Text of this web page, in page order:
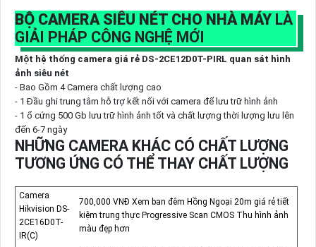
BỘ CAMERA SIÊU NÉT CHO NHÀ MÁY LÀ
GIẢI PHÁP CÔNG NGHỆ MỚI
Một hệ thống camera giá rẻ DS-2CE12D0T-PIRL quan sát hình
ảnh siêu nét
- Bao Gồm 4 Camera chất lượng cao
- 1 Đầu ghi trung tâm hỗ trợ kết nối với camera để lưu trữ hình ảnh
- 1 ổ cứng 500 Gb lưu trữ hình ảnh tốt và chất lượng thời lượng lưu lên
đến 6-7 ngày
NHỮNG CAMERA KHÁC CÓ CHẤT LƯỢNG
TƯƠNG ỨNG CÓ THỂ THAY CHẤT LƯỢNG
Camera
Hikvision DS-
2CE16D0T-
IR(C)
700,000 VNĐ Xem ban đêm Hồng Ngoại 20m giá rẻ tiết
kiệm trung thực Progressive Scan CMOS Thu hình ảnh
màu đẹp hơn